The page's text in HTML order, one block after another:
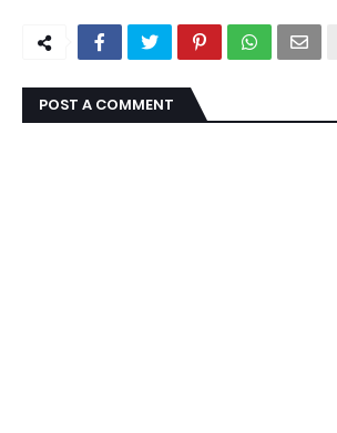
POST A COMMENT